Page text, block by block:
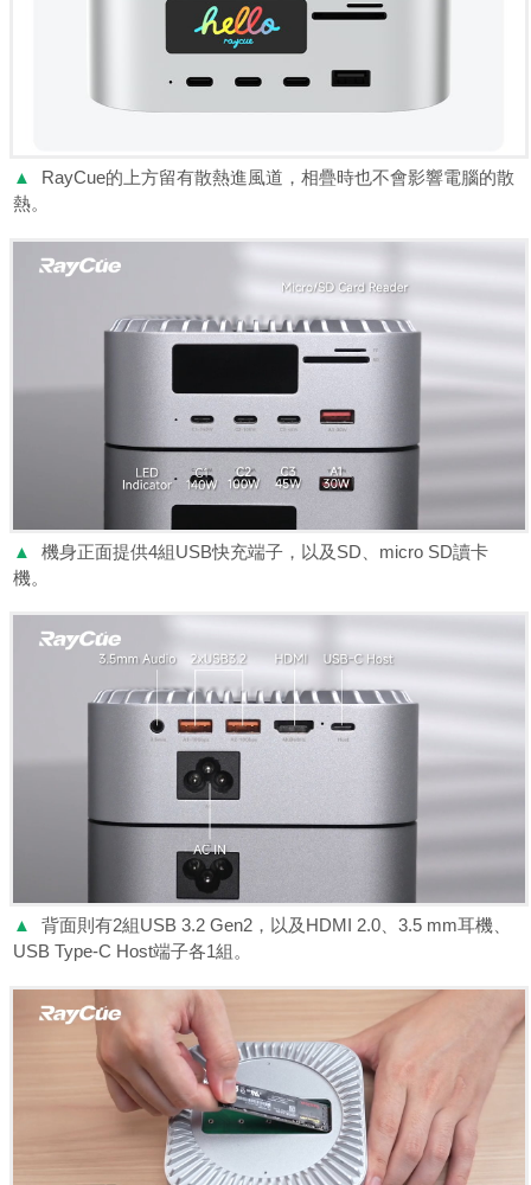
▲
RayCue的上方留有散熱進風道，相疊時也不會影響電腦的散
熱。
▲
機身正面提供4組USB快充端子，以及SD、micro SD讀卡
機。
▲
背面則有2組USB 3.2 Gen2，以及HDMI 2.0、3.5 mm耳機、
USB Type-C Host端子各1組。